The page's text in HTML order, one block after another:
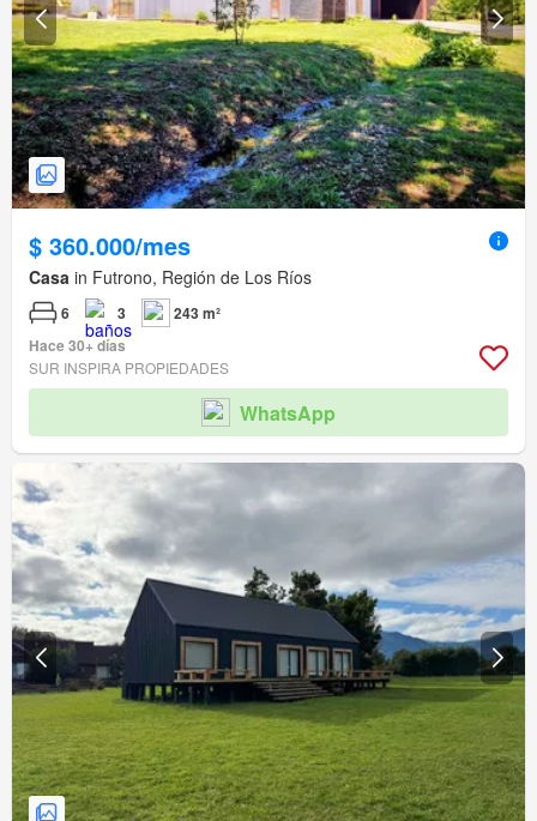
$ 360.000/mes
Casa in Futrono, Región de Los Ríos
6 3
243 m²
Hace 30+ días
SUR INSPIRA PROPIEDADES
WhatsApp